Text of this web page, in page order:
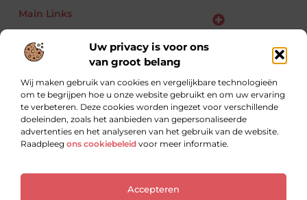
Uw privacy is voor ons
van groot belang
Wij maken gebruik van cookies en vergelijkbare technologieën
om te begrijpen hoe u onze website gebruikt en om uw ervaring
te verbeteren. Deze cookies worden ingezet voor verschillende
doeleinden, zoals het aanbieden van gepersonaliseerde
advertenties en het analyseren van het gebruik van de website.
Raadpleeg ons cookiebeleid voor meer informatie.
Accepteren
Main Links
Altijd op zoek naar nieuwe inzichten.
Lees, leer en ontdek met blogs over uiteenlopende
onderwerpen.